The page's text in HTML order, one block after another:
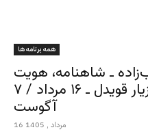
همه برنامه ها
ـ شاهنامه، هویت
ایرانی و گفت‌وگو با مازیار قویدل ـ ۱۶ مرداد / ۷
آگوست
16 مرداد , 1405